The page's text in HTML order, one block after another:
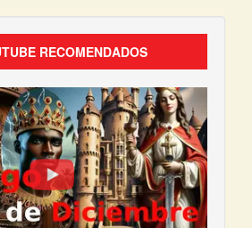
RECOMENDADOS